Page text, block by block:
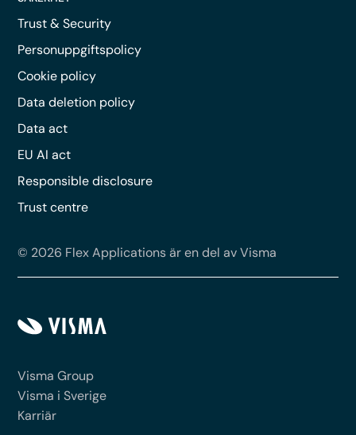
Trust & Security
Personuppgiftspolicy
Cookie policy
Data deletion policy
Data act
EU AI act
Responsible disclosure
Trust centre
© 2026 Flex Applications är en del av Visma
Visma Group
Visma i Sverige
Karriär